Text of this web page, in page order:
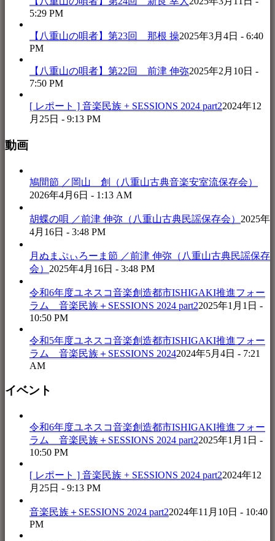
5:29 PM
【八重山の唄者】第23回 那根 操2025年3月4日 - 6:40
PM
【八重山の唄者】第22回 前津 伸弥2025年2月10日 -
7:50 PM
[ レポート ] 音楽民族 + SESSIONS 2024 part22024年12
月25日 - 9:13 PM
動画
鳩間節 ／岡山 創（八重山古典音楽安室流保存会）
2026年4月6日 - 1:13 AM
胡蝶の唄 ／前津 伸弥（八重山古典民謡保存会） 2025年
4月16日 - 3:48 PM
月ぬまぷぃろーま節 ／前津 伸弥（八重山古典民謡保存
会） 2025年4月16日 - 3:48 PM
令和6年度ユネスコ音楽創造都市ISHIGAKI推進フォー
ラム 音楽民族＋SESSIONS 2024 part22025年1月1日 -
10:50 PM
令和5年度ユネスコ音楽創造都市ISHIGAKI推進フォー
ラム 音楽民族＋SESSIONS 20242024年5月4日 - 7:21
AM
イベント
令和6年度ユネスコ音楽創造都市ISHIGAKI推進フォー
ラム 音楽民族＋SESSIONS 2024 part22025年1月1日 -
10:50 PM
[ レポート ] 音楽民族 + SESSIONS 2024 part22024年12
月25日 - 9:13 PM
音楽民族＋SESSIONS 2024 part22024年11月10日 - 10:40
PM